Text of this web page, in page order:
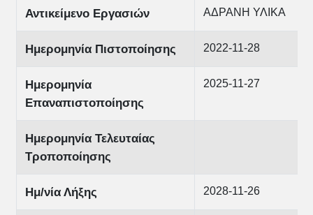
Αντικείμενο Εργασιών ΑΔΡΑΝΗ ΥΛΙΚΑ
Ημερομηνία Πιστοποίησης 2022-11-28
Ημερομηνία
Επαναπιστοποίησης
2025-11-27
Ημερομηνία Τελευταίας
Τροποποίησης
Ημ/νία Λήξης 2028-11-26